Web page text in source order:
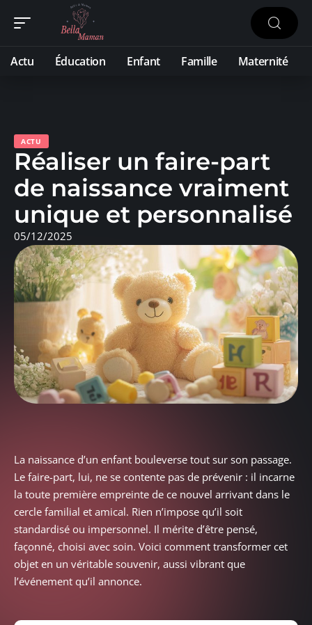
Actu Éducation Enfant Famille Maternité
ACTU
Réaliser un faire-part
de naissance vraiment
unique et personnalisé
05/12/2025
La naissance d’un enfant bouleverse tout sur son passage.
Le faire-part, lui, ne se contente pas de prévenir : il incarne
la toute première empreinte de ce nouvel arrivant dans le
cercle familial et amical. Rien n’impose qu’il soit
standardisé ou impersonnel. Il mérite d’être pensé,
façonné, choisi avec soin. Voici comment transformer cet
objet en un véritable souvenir, aussi vibrant que
l’événement qu’il annonce.